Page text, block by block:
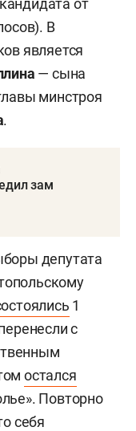
В
является
— сына
минстроя
.
зам
депутата
1
с
остался
Повторно
себя